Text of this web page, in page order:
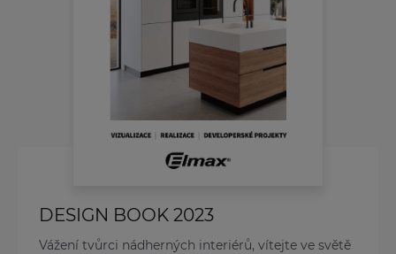
DESIGN BOOK 2023
Vážení tvůrci nádherných interiérů, vítejte ve světě